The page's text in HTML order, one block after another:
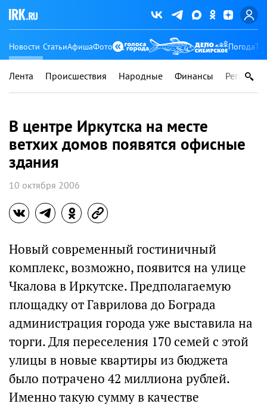
Новости СтатьиАфишаФото Погода
Лента Происшествия Народные Финансы Регионы
В центре Иркутска на месте
ветхих домов появятся офисные
здания
10 октября 2006
Новый современный гостиничный
комплекс, возможно, появится на улице
Чкалова в Иркутске. Предполагаемую
площадку от Гаврилова до Бограда
администрация города уже выставила на
торги. Для переселения 170 семей с этой
улицы в новые квартиры из бюджета
было потрачено 42 миллиона рублей.
Именно такую сумму в качестве